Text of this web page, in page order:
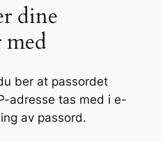
dine
ber at passordet
adresse tas med i e-
av passord.